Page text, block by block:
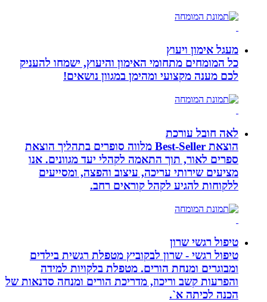
מעגל אימון ויעוץ
כל המומחים מתחומי האימון והיעוץ, ישמחו להעניק
לכם מענה מקצועי ומהימן במגוון נושאים!
לאה חובל עורכת
הוצאת Best-Seller מלווה סופרים בתהליך הוצאת
ספרים לאור, תוך התאמה לקהלי יעד מגוונים. אנו
מציעים שירותי עריכה, עיצוב והפצה, ומסייעים
ללקוחות להגיע לקהל קוראים רחב.
טיפול רגשי שרון
טיפול רגשי - שרון לבקוביץ מטפלת רגשית בילדים
ומבוגרים ומנחת הורים. מטפלת בלקויות למידה
והפרעות קשב וריכוז, מדריכת הורים ומנחה סדנאות של
הכנה לכיתה א`.